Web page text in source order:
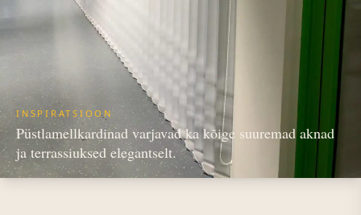
INSPIRATSIOON
Püstlamellkardinad varjavad ka kõige suuremad aknad
ja terrassiuksed elegantselt.